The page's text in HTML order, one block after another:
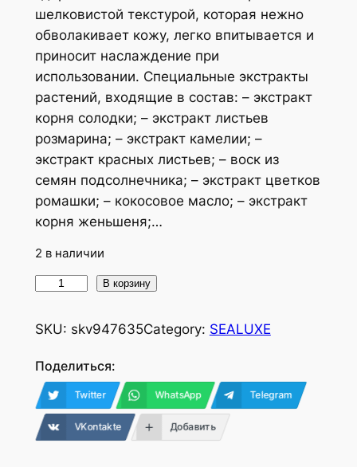
шелковистой текстурой, которая нежно
обволакивает кожу, легко впитывается и
приносит наслаждение при
использовании. Специальные экстракты
растений, входящие в состав: – экстракт
корня солодки; – экстракт листьев
розмарина; – экстракт камелии; –
экстракт красных листьев; – воск из
семян подсолнечника; – экстракт цветков
ромашки; – кокосовое масло; – экстракт
корня женьшеня;…
2 в наличии
В корзину
SKU: skv947635Category: SEALUXE
Поделиться:
Twitter WhatsApp Telegram
VKontakte Добавить